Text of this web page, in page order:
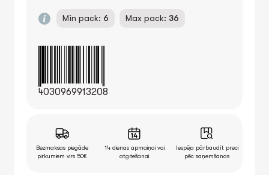
Min pack: 6 Max pack: 36
4030969913208
Bezmaksas piegāde
pirkumiem virs 50€
14 dienas apmaiņai vai
atgriešanai
Iespēja pārbaudīt preci
pēc saņemšanas